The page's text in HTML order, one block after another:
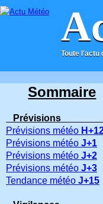
Toute l'actu
ACCUEIL CONTACT
Sommaire
Prévisions
Prévisions météo
Prévisions météo J+1
Prévisions météo J+2
Prévisions météo J+3
Tendance météo J+15